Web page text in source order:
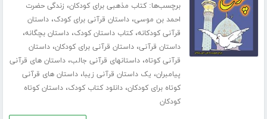
برچسب‌ها:کتاب مذهبی برای کودکان، زندگی حضرت
احمد بن موسی،داستان قرآنی برای کودک،داستان
قرآنی کودکانه،کتاب داستان کودک،داستان بچگانه،
داستان قرآنی،داستان قرآنی برای کودکان،داستان
قرآنی کوتاه،داستانهای قرآنی جالب،داستان های قرآنی
پیامبران، یک داستان قرآنی زیبا،داستان های قرآنی
کوتاه برای کودکان،دانلود کتاب کودک،داستان کوتاه
کودکان